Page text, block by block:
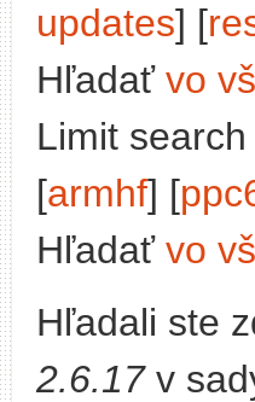
updates] [
Hľadať vo
Limit
[armhf] [
Hľadať vo
Hľadali ste
2.6.17v